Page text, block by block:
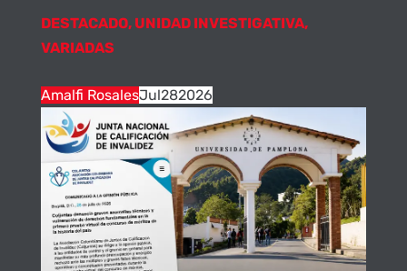
DESTACADO, UNIDAD INVESTIGATIVA,
VARIADAS
Amalfi RosalesJul282026